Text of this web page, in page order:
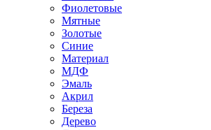
Фиолетовые
Мятные
Золотые
Синие
Материал
МДФ
Эмаль
Акрил
Береза
Дерево